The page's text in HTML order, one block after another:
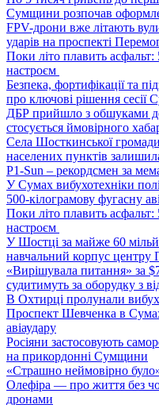
Сумщини розпочав
FPV-дрони вже літають
ударів на проспекті
Поки літо плавить
настроєм
Безпека, фортифікації та
про ключові рішення сесії
ДБР прийшло з обшуками
стосується ймовірного
Села Шосткинської громади
населених пунктів
P1-Sun – рекордсмен за
У Сумах вибухотехніки
500-кілограмову фугасну
Поки літо плавить
настроєм
У Шостці за майже 60
навчальний корпус
«Вирішувала питання» за
судитимуть за оборудку з
В Охтирці пролунали
Проспект Шевченка в
авіаудару
Росіяни застосовують
на прикордонні Сумщини
«Страшно неймовірно
Олефіра — про життя без
дронами